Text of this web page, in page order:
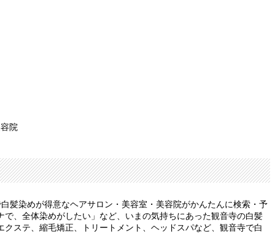
院
髪染めが得意なヘアサロン・美容室・美容院がかんたんに検索・予
、全体染めがしたい」など、いまの気持ちにあった観音寺の白髪
ステ、縮毛矯正、トリートメント、ヘッドスパなど、観音寺で白